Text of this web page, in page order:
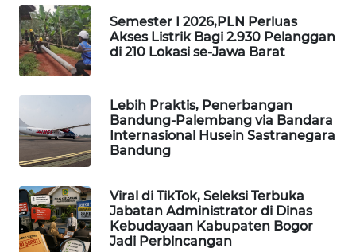
Semester I 2026,PLN Perluas
Akses Listrik Bagi 2.930 Pelanggan
di 210 Lokasi se-Jawa Barat
Lebih Praktis, Penerbangan
Bandung-Palembang via Bandara
Internasional Husein Sastranegara
Bandung
Viral di TikTok, Seleksi Terbuka
Jabatan Administrator di Dinas
Kebudayaan Kabupaten Bogor
Jadi Perbincangan
MKLI
LPKKI
KOPEKLIN
PORTAL
KONSUMEN
FORWAMKI